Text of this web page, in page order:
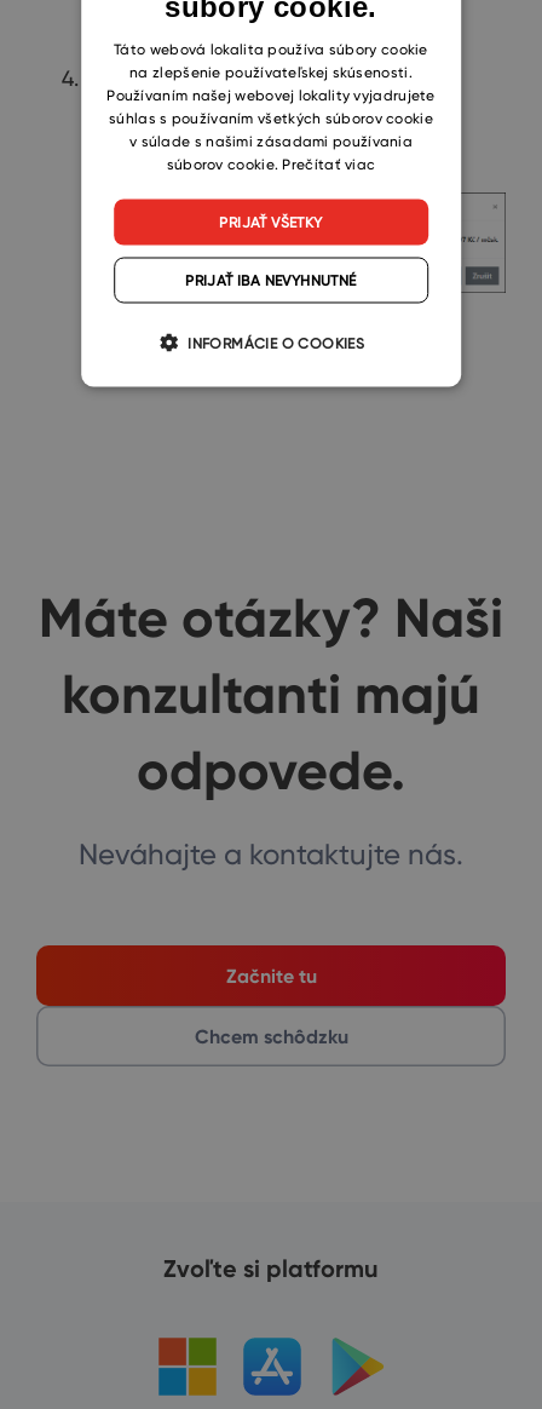
Tu zadajte, koľko licencií skutočne
potrebujete (vrátane tých, ktoré už
používate) a kliknite naDokončiť
objednávku.
Máte otázky? Naši
konzultanti majú
odpovede.
Neváhajte a kontaktujte nás.
Začnite tu
Chcem schôdzku
Zvoľte si platformu
SLOVAK
Táto webová lokalita používa súbory cookie
na zlepšenie používateľskej skúsenosti.
Používaním našej webovej lokality vyjadrujete
súhlas s používaním všetkých súborov cookie
v súlade s našimi zásadami používania
súborov cookie. Prečítať viac
PRIJAŤ VŠETKY
PRIJAŤ IBA NEVYHNUTNÉ
INFORMÁCIE O COOKIES